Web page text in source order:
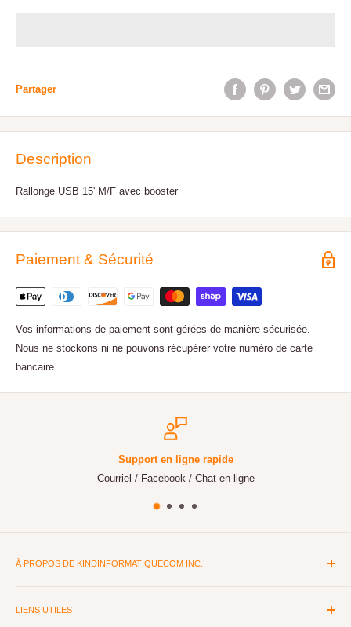
Partager
Description
Rallonge USB 15' M/F avec booster
Paiement & Sécurité
Vos informations de paiement sont gérées de manière sécurisée.
Nous ne stockons ni ne pouvons récupérer votre numéro de carte
bancaire.
Support en ligne rapide
Courriel / Facebook / Chat en ligne
À PROPOS DE KINDINFORMATIQUECOM INC.
informatique et la réparation d'ordinateurs. Montage d'ordinateurs
LIENS UTILES